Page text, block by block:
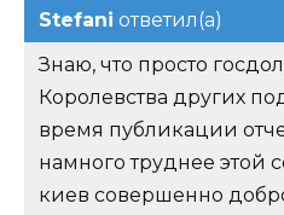
Stefani ответил(а)
Знаю, что просто
Королевства других
время публикации
намного труднее этой
киев совершенно